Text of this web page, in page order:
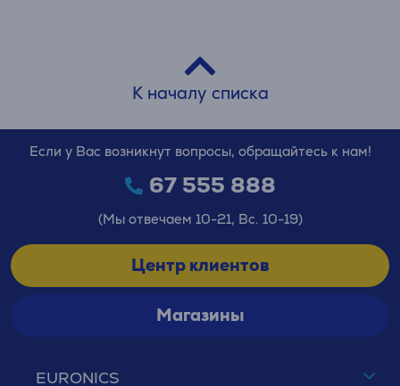
К началу списка
EURONICS
Если у Вас возникнут вопросы, обращайтесь к нам!
67 555 888
(Мы отвечаем 10-21, Вс. 10-19)
Центр клиентов
Магазины